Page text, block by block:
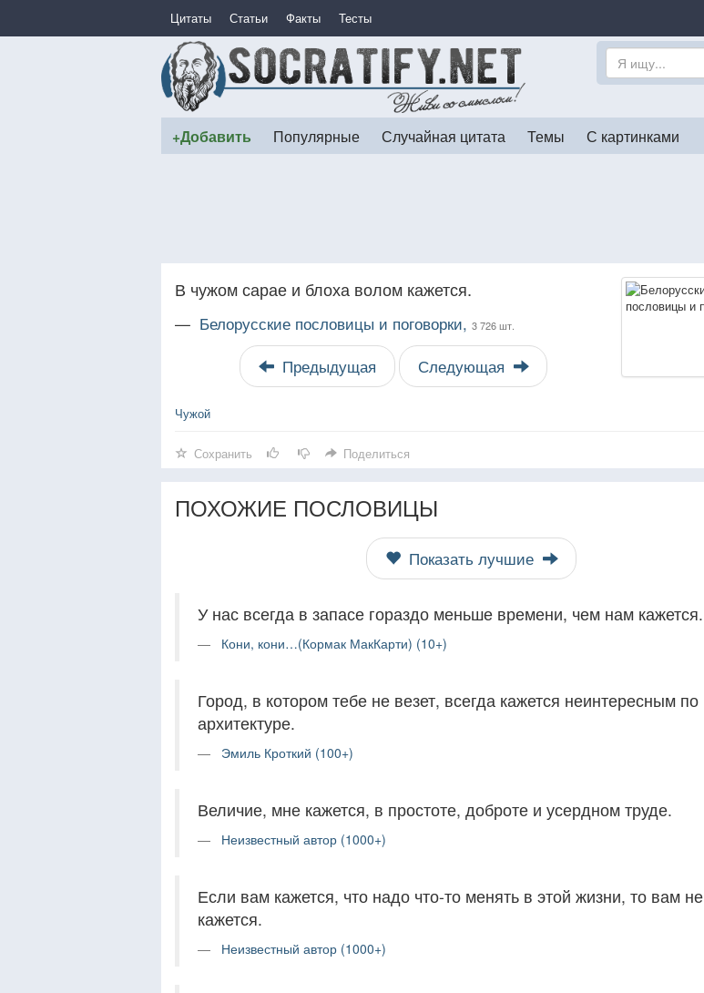
Цитаты Статьи Факты Тесты
+Добавить Популярные Случайная цитата Темы С картинками
В чужом сарае и блоха волом кажется.
— Белорусские пословицы и поговорки, 3 726 шт.
Предыдущая Следующая
Чужой
Сохранить Поделиться
ПОХОЖИЕ ПОСЛОВИЦЫ
Показать лучшие
У нас всегда в запасе гораздо меньше времени, чем нам кажется.
Кони, кони…(Кормак МакКарти) (10+)
Город, в котором тебе не везет, всегда кажется неинтересным по
архитектуре.
Эмиль Кроткий (100+)
Величие, мне кажется, в простоте, доброте и усердном труде.
Неизвестный автор (1000+)
Если вам кажется, что надо что-то менять в этой жизни, то вам не
кажется.
Неизвестный автор (1000+)